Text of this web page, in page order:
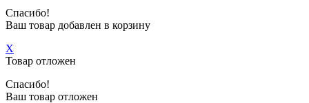
Спасибо!
Ваш товар добавлен в корзину
X
Товар отложен
Спасибо!
Ваш товар отложен